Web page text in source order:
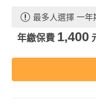
最多人選擇 一年
年繳保費 1,400